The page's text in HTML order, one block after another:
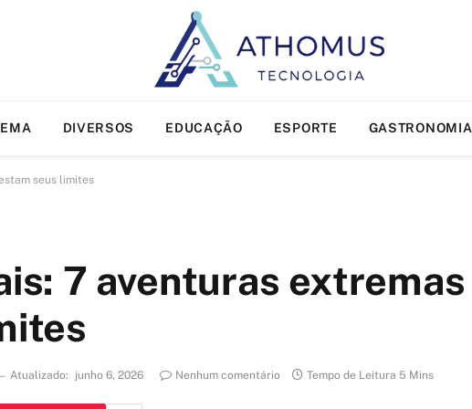
DIVERSOS EDUCAÇÃO ESPORTE GASTRONOMIA
seus limites
7 aventuras
Atualizado: junho 6, 2026 Nenhum comentário Tempo de Leitura 5 Mins